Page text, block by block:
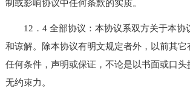
制或影响协议中任何条款的实质。
12．4 全部协议：本协议系双方关于本协
和谅解。除本协议有明文规定者外，以前其它
任何条件，声明或保证，不论是以书面或口
无约束力。